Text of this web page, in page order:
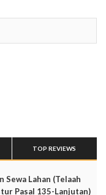
TOP REVIEWS
Lahan (Telaah
Pasal 135-Lanjutan)